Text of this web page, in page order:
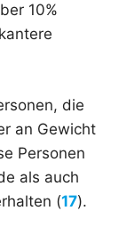
10%
die
an Gewicht
Personen
als auch
(17).